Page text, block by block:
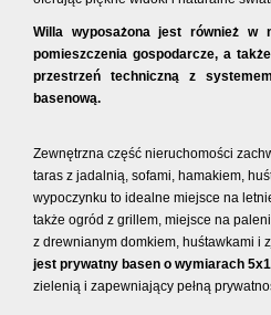
Willa wyposażona jest również w
pomieszczenia gospodarcze, a
przestrzeń techniczną z
basenową.
Zewnętrzna część nieruchomości
taras z jadalnią, sofami, hamakiem,
wypoczynku to idealne miejsce na
także ogród z grillem, miejsce na
z drewnianym domkiem, huśtawkami i
jest prywatny basen o wymiarach
zielenią i zapewniający pełną